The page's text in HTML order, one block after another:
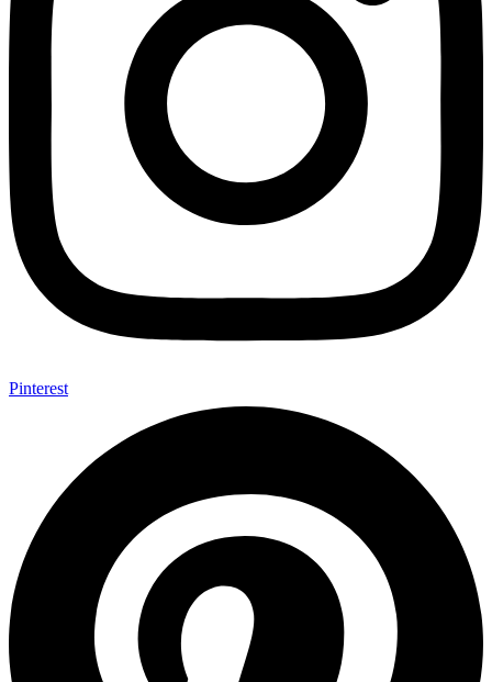
Pinterest